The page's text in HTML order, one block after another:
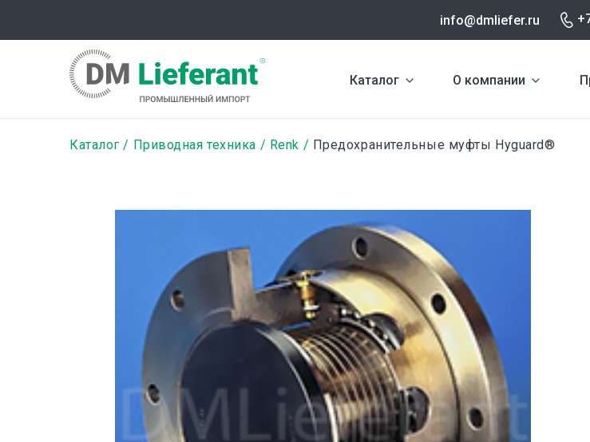
содержанию
info@dmliefer.ru
Каталог О компании
Строка
Каталог Приводная техника Renk Предохранительные муфты Hyguard®